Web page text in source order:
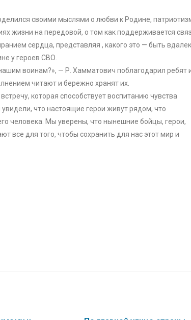
своими мыслями о любви к Родине,
жизни на передовой, о том как поддерживается
сердца, представляя , какого это — быть
у героев СВО.
воинам?», — Р. Хамматович поблагодарил ребят
читают и бережно хранят их.
которая способствует воспитанию чувства
что настоящие герои живут рядом, что
человека. Мы уверены, что нынешние бойцы, герои,
все для того, чтобы сохранить для нас этот мир и